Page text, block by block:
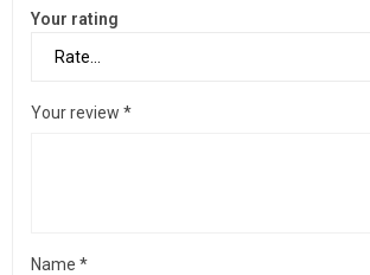
Your rating
Your review *
Name *